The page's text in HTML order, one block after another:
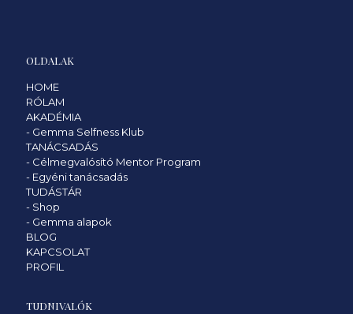
OLDALAK
HOME
RÓLAM
AKADÉMIA
- Gemma Selfness Klub
TANÁCSADÁS
- Célmegvalósító Mentor Program
- Egyéni tanácsadás
TUDÁSTÁR
- Shop
- Gemma alapok
BLOG
KAPCSOLAT
PROFIL
TUDNIVALÓK